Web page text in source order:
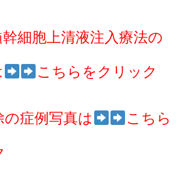
細胞上清液注入療法の
こちらをクリック
症例写真は こちら